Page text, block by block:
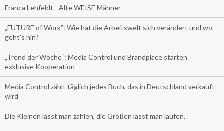
Franca Lehfeldt - Alte WEISE Männer
„FUTURE of Work”: Wie hat die Arbeitswelt sich verändert und wo
geht’s hin?
„Trend der Woche“: Media Control und Brandplace starten
exklusive Kooperation
Media Control zählt täglich jedes Buch, das in Deutschland verkauft
wird
Die Kleinen lässt man zahlen, die Großen lässt man laufen.